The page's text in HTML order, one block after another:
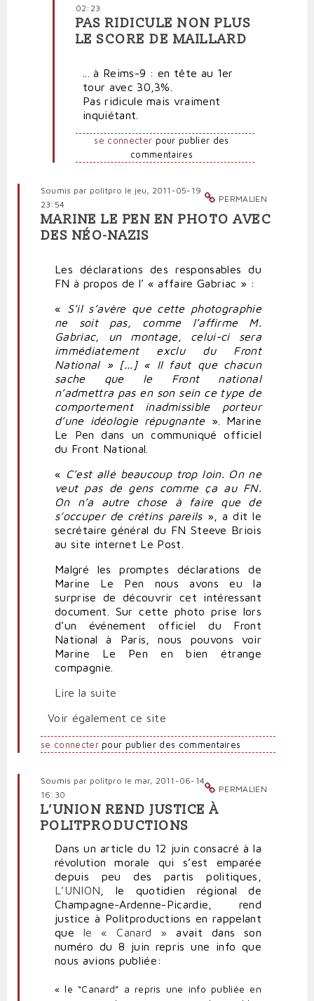
02:23
En
réponse
jaune
par
Polit'producteur
vérifié)
PAS RIDICULE NON PLUS
LE SCORE DE MAILLARD
... à Reims-9 : en tête au 1er
tour avec 30,3%.
Pas ridicule mais vraiment
inquiétant.
se connecter pour publier des
commentaires
PERMALIEN
Soumis par politpro le jeu, 2011-05-19
23:54
MARINE LE PEN EN PHOTO AVEC
DES NÉO-NAZIS
Les déclarations des responsables du
FN à propos de l’ « affaire Gabriac » :
«
S’il s’avère que cette photographie
ne soit pas, comme l’affirme M.
Gabriac, un montage, celui-ci sera
immédiatement exclu du Front
National » [...] « Il faut que chacun
sache que le Front national
n’admettra pas en son sein ce type de
comportement inadmissible porteur
d’une idéologie répugnante ». Marine
Le Pen dans un communiqué officiel
du Front National.
« C’est allé beaucoup trop loin. On ne
veut pas de gens comme ça au FN.
On n’a autre chose à faire que de
s’occuper de crétins pareils », a dit le
secrétaire général du FN Steeve Briois
au site internet Le Post.
Malgré les promptes déclarations de
Marine Le Pen nous avons eu la
surprise de découvrir cet intéressant
document. Sur cette photo prise lors
d’un événement officiel du Front
National à Paris, nous pouvons voir
Marine Le Pen en bien étrange
compagnie.
Lire la suite
Voir également ce site
se connecterpour publier des commentaires
PERMALIEN
Soumis par politpro le mar, 2011-06-14
16:30
L’UNION REND JUSTICE À
POLITPRODUCTIONS
Dans un article du 12 juin consacré à la
révolution morale qui s’est emparée
depuis peu des partis politiques,
L’UNION , le quotidien régional de
Champagne-Ardenne-Picardie, rend
justice à Politproductions en rappelant
que le « Canard » avait dans son
numéro du 8 juin repris une info que
nous avions publiée:
« le “Canard” a repris une info publiée en